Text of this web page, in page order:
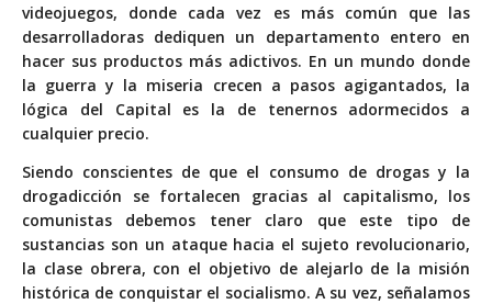
videojuegos, donde cada vez es más común que las
desarrolladoras dediquen un departamento entero en
hacer sus productos más adictivos. En un mundo donde
la guerra y la miseria crecen a pasos agigantados, la
lógica del Capital es la de tenernos adormecidos a
cualquier precio.
Siendo conscientes de que el consumo de drogas y la
drogadicción se fortalecen gracias al capitalismo, los
comunistas debemos tener claro que este tipo de
sustancias son un ataque hacia el sujeto revolucionario,
la clase obrera, con el objetivo de alejarlo de la misión
histórica de conquistar el socialismo. A su vez, señalamos